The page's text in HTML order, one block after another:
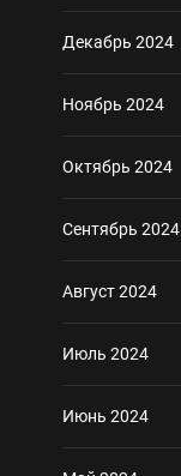
Декабрь 2024
Ноябрь 2024
Октябрь 2024
Сентябрь 2024
Август 2024
Июль 2024
Июнь 2024